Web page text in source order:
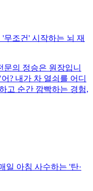
무조건' 시작하는 뇌 재
의 정승은 원장입니
? 내가 차 열쇠를 어디
고 순간 깜빡하는 경험,
일 아침 사수하는 '탄·